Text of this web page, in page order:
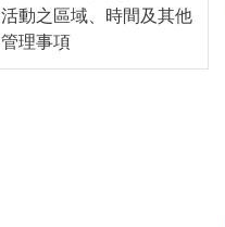
活動之區域、時間及其他
管理事項